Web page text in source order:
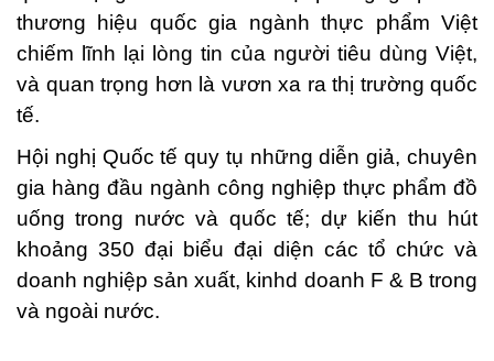
thương hiệu quốc gia ngành thực phẩm Việt
chiếm lĩnh lại lòng tin của người tiêu dùng Việt,
và quan trọng hơn là vươn xa ra thị trường quốc
tế.
Hội nghị Quốc tế quy tụ những diễn giả, chuyên
gia hàng đầu ngành công nghiệp thực phẩm đồ
uống trong nước và quốc tế; dự kiến thu hút
khoảng 350 đại biểu đại diện các tổ chức và
doanh nghiệp sản xuất, kinhd doanh F & B trong
và ngoài nước.